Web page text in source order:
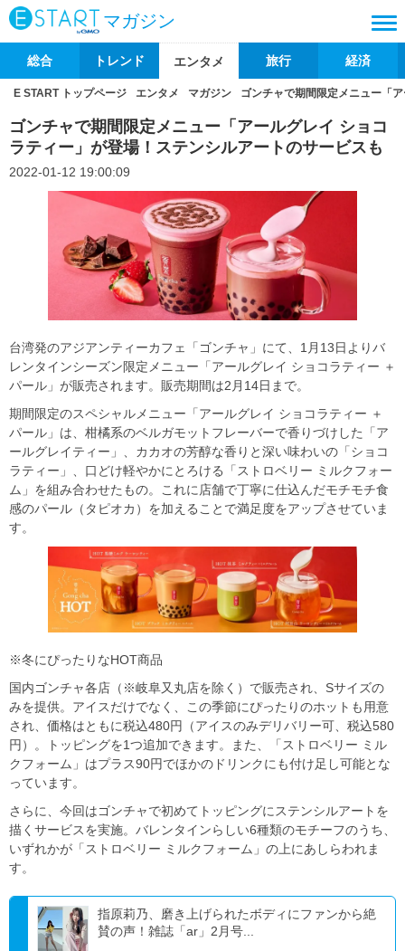
マガジン
総合 トレンド エンタメ 旅行 経済
E START トップページ エンタメ マガジン ゴンチャで期間限定メニュー「
ゴンチャで期間限定メニュー「アールグレイ ショコ
ラティー」が登場！ステンシルアートのサービスも
2022-01-12 19:00:09
台湾発のアジアンティーカフェ「ゴンチャ」にて、1月13日よりバ
レンタインシーズン限定メニュー「アールグレイ ショコラティー ＋
パール」が販売されます。販売期間は2月14日まで。
期間限定のスペシャルメニュー「アールグレイ ショコラティー ＋
パール」は、柑橘系のベルガモットフレーバーで香りづけした「ア
ールグレイティー」、カカオの芳醇な香りと深い味わいの「ショコ
ラティー」、口どけ軽やかにとろける「ストロベリー ミルクフォー
ム」を組み合わせたもの。これに店舗で丁寧に仕込んだモチモチ食
感のパール（タピオカ）を加えることで満足度をアップさせていま
す。
※冬にぴったりなHOT商品
国内ゴンチャ各店（※岐阜又丸店を除く）で販売され、Sサイズの
みを提供。アイスだけでなく、この季節にぴったりのホットも用意
され、価格はともに税込480円（アイスのみデリバリー可、税込580
円）。トッピングを1つ追加できます。また、「ストロベリー ミル
クフォーム」はプラス90円でほかのドリンクにも付け足し可能とな
っています。
さらに、今回はゴンチャで初めてトッピングにステンシルアートを
描くサービスを実施。バレンタインらしい6種類のモチーフのうち、
いずれかが「ストロベリー ミルクフォーム」の上にあしらわれま
す。
指原莉乃、磨き上げられたボディにファンから絶
賛の声！雑誌「ar」2月号...